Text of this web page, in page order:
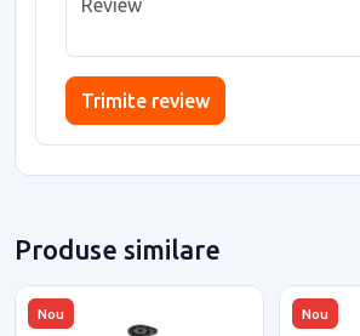
Trimite review
Produse similare
Nou Nou